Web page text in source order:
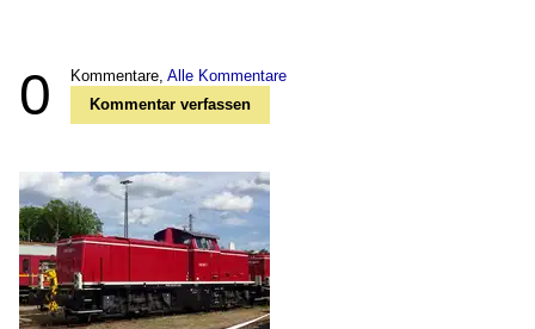
0 Kommentare, Alle Kommentare
Kommentar verfassen